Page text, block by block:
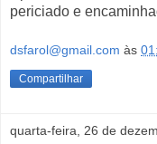
periciado e
dsfarol@gmail.com às
Compartilhar
quarta-feira, 26 de